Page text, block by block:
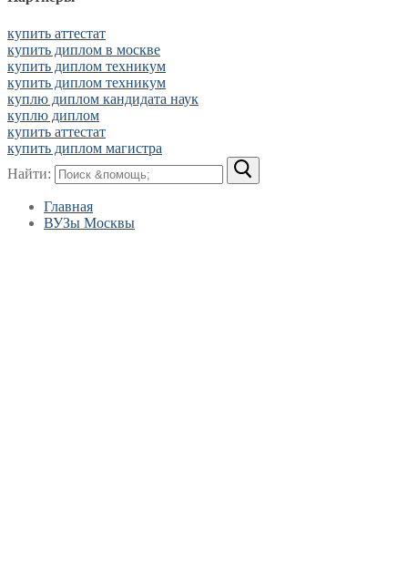
купить аттестат
купить диплом в москве
купить диплом техникум
купить диплом техникум
куплю диплом кандидата наук
куплю диплом
купить аттестат
купить диплом магистра
Найти:
Главная
ВУЗы Москвы